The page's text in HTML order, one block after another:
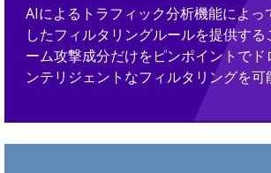
AIによるトラフィック分析機能によっ
したフィルタリングルールを提供する
ーム攻撃成分だけをピンポイントでド
ンテリジェントなフィルタリングを可